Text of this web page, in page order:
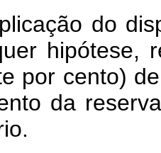
do
hipótese,
por cento)
da